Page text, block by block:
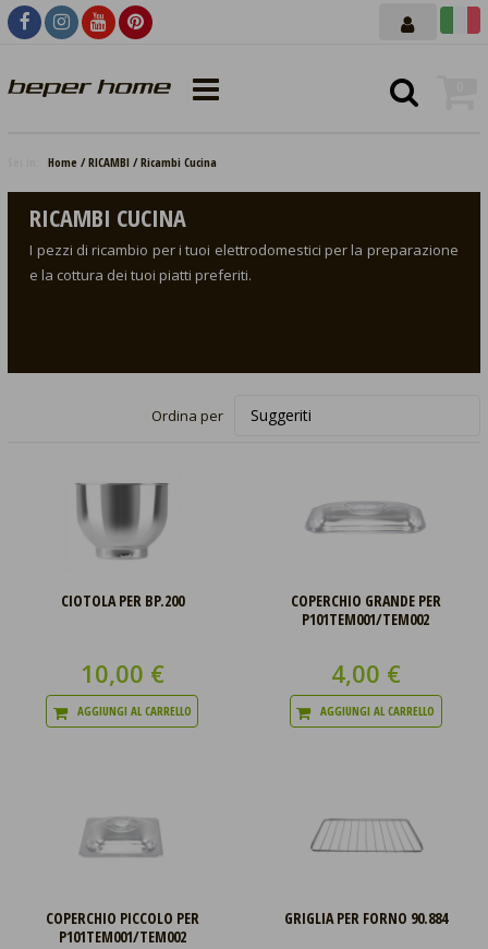
Home RICAMBI Ricambi Cucina
RICAMBI CUCINA
I pezzi di ricambio per i tuoi elettrodomestici per la preparazione
e la cottura dei tuoi piatti preferiti.
Ordina per
CIOTOLA PER BP.200
10,00 €
AGGIUNGI AL CARRELLO
COPERCHIO GRANDE PER
P101TEM001/TEM002
4,00 €
AGGIUNGI AL CARRELLO
COPERCHIO PICCOLO PER
P101TEM001/TEM002
GRIGLIA PER FORNO 90.884